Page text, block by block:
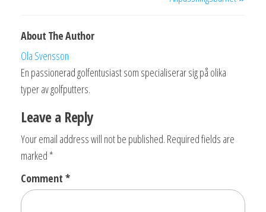
About The Author
Ola Svensson
En passionerad golfentusiast som specialiserar sig på olika
typer av golfputters.
Leave a Reply
Your email address will not be published. Required fields are
marked *
Comment *